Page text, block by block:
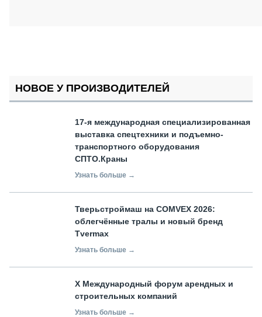
НОВОЕ У ПРОИЗВОДИТЕЛЕЙ
17-я международная специализированная
выставка спецтехники и подъемно-
транспортного оборудования
СПТО.Краны
Узнать больше →
Тверьстроймаш на COMVEX 2026:
облегчённые тралы и новый бренд
Tvermax
Узнать больше →
X Международный форум арендных и
строительных компаний
Узнать больше →